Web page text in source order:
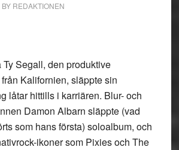
BY REDAKTIONEN
Segall, den produktive
Kalifornien, släppte sin
låtar hittills i karriären. Blur- och
Damon Albarn släppte (vad
som hans första) soloalbum, och
ikoner som Pixies och The